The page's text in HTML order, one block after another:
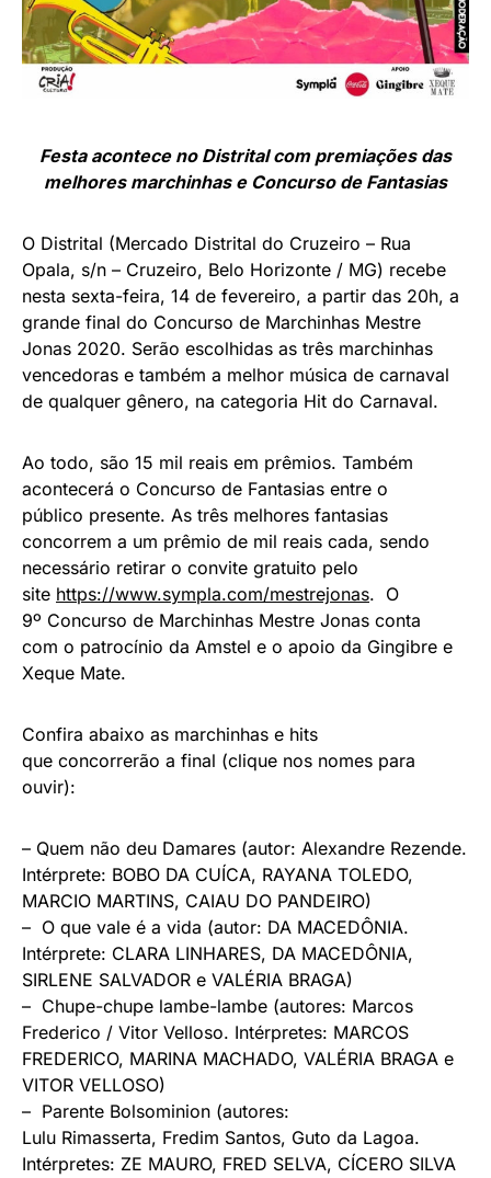
Festa acontece no Distrital com premiações das
melhores marchinhas e Concurso de Fantasias
O Distrital (Mercado Distrital do Cruzeiro – Rua
Opala, s/n – Cruzeiro, Belo Horizonte / MG) recebe
nesta sexta-feira, 14 de fevereiro, a partir das 20h, a
grande final do Concurso de Marchinhas Mestre
Jonas 2020. Serão escolhidas as três marchinhas
vencedoras e também a melhor música de carnaval
de qualquer gênero, na categoria Hit do Carnaval.
Ao todo, são 15 mil reais em prêmios. Também
acontecerá o Concurso de Fantasias entre o
público presente. As três melhores fantasias
concorrem a um prêmio de mil reais cada, sendo
necessário retirar o convite gratuito pelo
site https://www.sympla.com/mestrejonas. O
9º Concurso de Marchinhas Mestre Jonas conta
com o patrocínio da Amstel e o apoio da Gingibre e
Xeque Mate.
Confira abaixo as marchinhas e hits
que concorrerão a final (clique nos nomes para
ouvir):
– Quem não deu Damares (autor: Alexandre Rezende.
Intérprete: BOBO DA CUÍCA, RAYANA TOLEDO,
MARCIO MARTINS, CAIAU DO PANDEIRO)
– O que vale é a vida (autor: DA MACEDÔNIA.
Intérprete: CLARA LINHARES, DA MACEDÔNIA,
SIRLENE SALVADOR e VALÉRIA BRAGA)
– Chupe-chupe lambe-lambe (autores: Marcos
Frederico / Vitor Velloso. Intérpretes: MARCOS
FREDERICO, MARINA MACHADO, VALÉRIA BRAGA e
VITOR VELLOSO)
– Parente Bolsominion (autores:
Lulu Rimasserta, Fredim Santos, Guto da Lagoa.
Intérpretes: ZE MAURO, FRED SELVA, CÍCERO SILVA